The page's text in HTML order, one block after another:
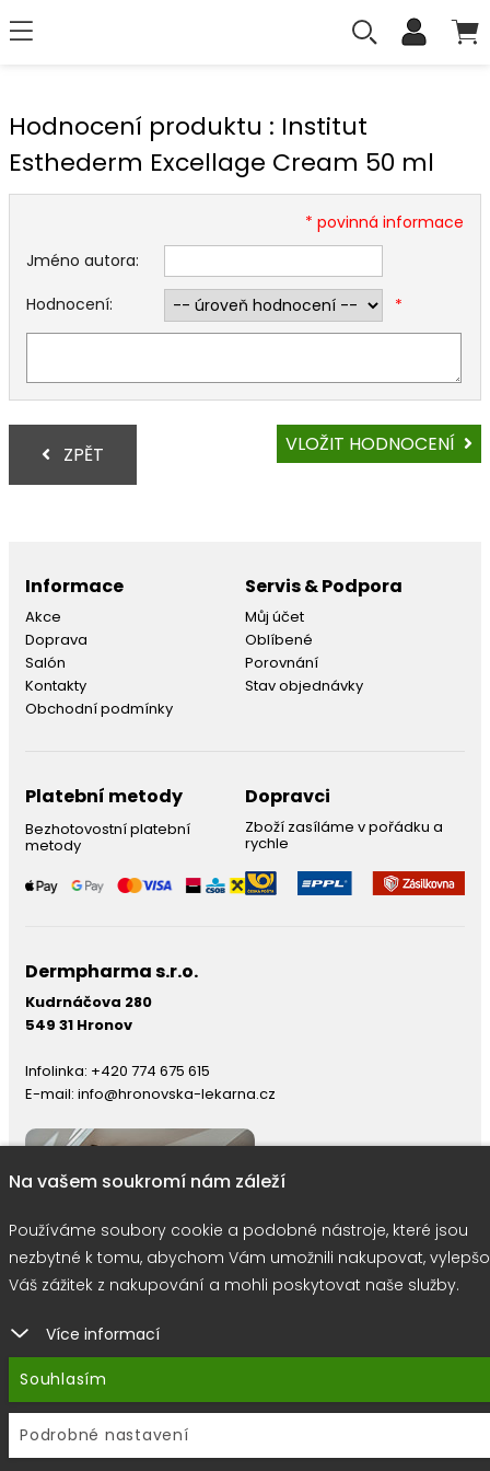
Hodnocení produktu : Institut
Esthederm Excellage Cream 50 ml
* povinná informace
Jméno autora:
Hodnocení:
*
VLOŽIT HODNOCENÍ
ZPĚT
Informace
Akce
Doprava
Salón
Kontakty
Obchodní podmínky
Servis & Podpora
Můj účet
Oblíbené
Porovnání
Stav objednávky
Platební metody
Bezhotovostní platební
metody
Dopravci
Zboží zasíláme v pořádku a
rychle
Dermpharma s.r.o.
Kudrnáčova 280
549 31 Hronov
Infolinka: +420 774 675 615
E-mail: info@hronovska-lekarna.cz
© 2026 |
Používáme soubory cookie
Na vašem soukromí nám záleží
Používáme soubory cookie a podobné nástroje, které jsou
nezbytné k tomu, abychom Vám umožnili nakupovat,
Váš zážitek z nakupování a mohli poskytovat naše služby.
Více informací
Souhlasím
Podrobné nastavení